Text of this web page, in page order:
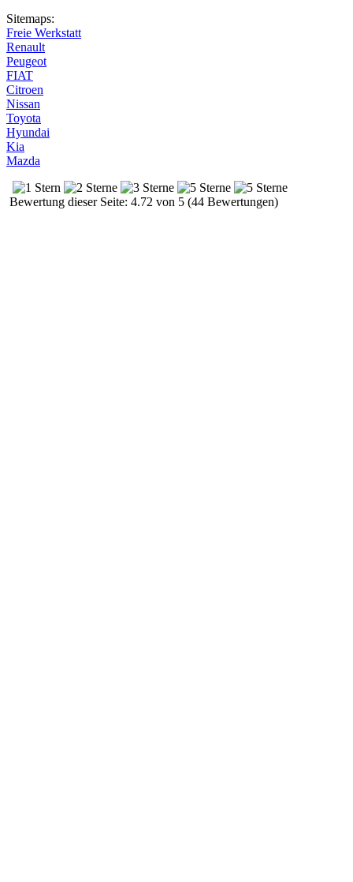
Sitemaps:
Freie Werkstatt
Renault
Peugeot
FIAT
Citroen
Nissan
Toyota
Hyundai
Kia
Mazda
Bewertung dieser Seite: 4.72 von 5 (44 Bewertungen)